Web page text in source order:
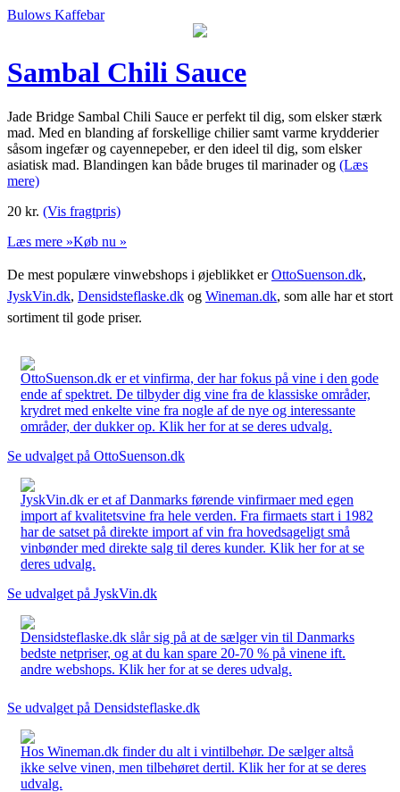
Bulows Kaffebar
Sambal Chili Sauce
Jade Bridge Sambal Chili Sauce er perfekt til dig, som elsker stærk
mad. Med en blanding af forskellige chilier samt varme krydderier
såsom ingefær og cayennepeber, er den ideel til dig, som elsker
asiatisk mad. Blandingen kan både bruges til marinader og (Læs
mere)
20 kr. (Vis fragtpris)
Læs mere »Køb nu »
De mest populære vinwebshops i øjeblikket erOttoSuenson.dk,
JyskVin.dk, Densidsteflaske.dk og Wineman.dk, som alle har et stort
sortiment til gode priser.
OttoSuenson.dk er et vinfirma, der har fokus på vine i den gode
ende af spektret. De tilbyder dig vine fra de klassiske områder,
krydret med enkelte vine fra nogle af de nye og interessante
områder, der dukker op. Klik her for at se deres udvalg.
Se udvalget på OttoSuenson.dk
JyskVin.dk er et af Danmarks førende vinfirmaer med egen
import af kvalitetsvine fra hele verden. Fra firmaets start i 1982
har de satset på direkte import af vin fra hovedsageligt små
vinbønder med direkte salg til deres kunder. Klik her for at se
deres udvalg.
Se udvalget på JyskVin.dk
Densidsteflaske.dk slår sig på at de sælger vin til Danmarks
bedste netpriser, og at du kan spare 20-70 % på vinene ift.
andre webshops. Klik her for at se deres udvalg.
Se udvalget på Densidsteflaske.dk
Hos Wineman.dk finder du alt i vintilbehør. De sælger altså
ikke selve vinen, men tilbehøret dertil. Klik her for at se deres
udvalg.